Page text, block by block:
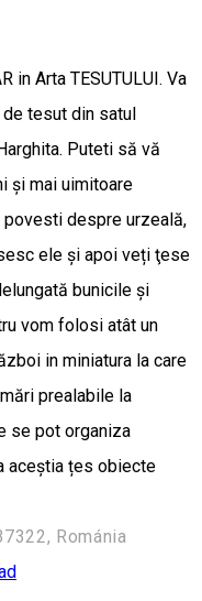
in Arta TESUTULUI. Va
tesut din satul
Puteti să vă
şi mai uimitoare
despre urzeală,
ele și apoi veți ţese
bunicile şi
vom folosi atât un
in miniatura la care
prealabile la
se pot organiza
aceștia țes obiecte
Románia